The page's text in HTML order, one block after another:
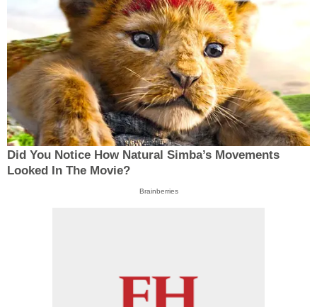
Did You Notice How Natural Simba’s Movements
Looked In The Movie?
Brainberries